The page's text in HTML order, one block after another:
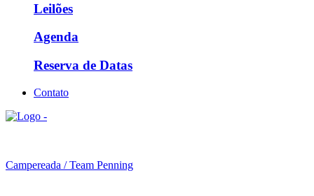
Leilões
Agenda
Reserva de Datas
Contato
Campereada / Team Penning